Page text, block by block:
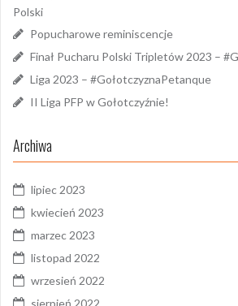
Polski
Popucharowe reminiscencje
Finał Pucharu Polski Tripletów 2023 –
Liga 2023 – #GołotczyznaPetanque
II Liga PFP w Gołotczyźnie!
Archiwa
lipiec 2023
kwiecień 2023
marzec 2023
listopad 2022
wrzesień 2022
sierpień 2022